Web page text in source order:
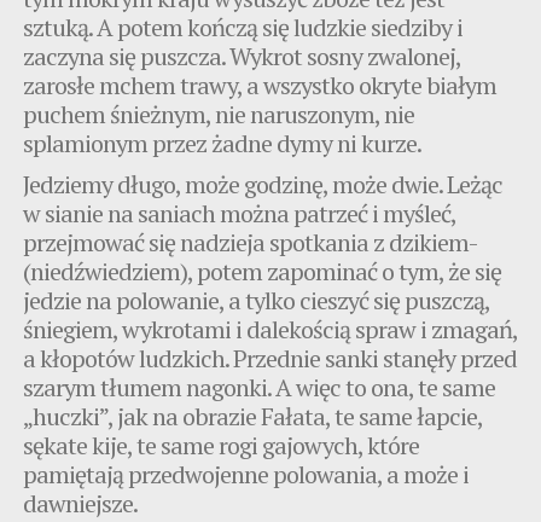
sztuką. A potem kończą się ludzkie siedziby i
zaczyna się puszcza. Wykrot sosny zwalonej,
zarosłe mchem trawy, a wszystko okryte białym
puchem śnieżnym, nie naruszonym, nie
splamionym przez żadne dymy ni kurze.
Jedziemy długo, może godzinę, może dwie. Leżąc
w sianie na saniach można patrzeć i myśleć,
przejmować się nadzieja spotkania z dzikiem-
(niedźwiedziem), potem zapominać o tym, że się
jedzie na polowanie, a tylko cieszyć się puszczą,
śniegiem, wykrotami i dalekością spraw i zmagań,
a kłopotów ludzkich. Przednie sanki stanęły przed
szarym tłumem nagonki. A więc to ona, te same
„huczki”, jak na obrazie Fałata, te same łapcie,
sękate kije, te same rogi gajowych, które
pamiętają przedwojenne polowania, a może i
dawniejsze.